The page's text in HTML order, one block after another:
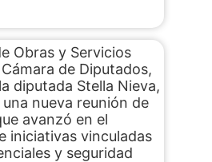
Obras y Servicios
de Diputados,
diputada Stella Nieva,
nueva reunión de
avanzó en el
iniciativas vinculadas
y seguridad